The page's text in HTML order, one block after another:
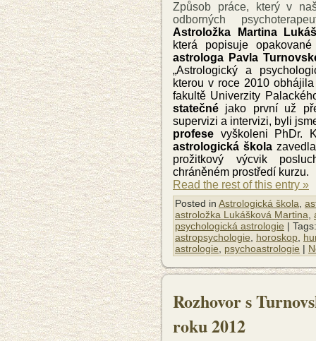
Způsob práce, který v
odborných
Astroložka Martina
která popisuje
astrologa Pavla
„Astrologický a
kterou v roce 2010
fakultě Univerzity
statečné jako první už
supervizi a intervizi, byli
profese vyškoleni PhDr.
astrologická škola
prožitkový výcvik
chráněném prostředí kurzu.
Read the rest of this entry »
Posted in Astrologická škola,
astroložka Lukášková Martina,
psychologická astrologie |
astropsychologie, horoskop,
astrologie, psychoastrologie |
Rozhovor s
roku 2012